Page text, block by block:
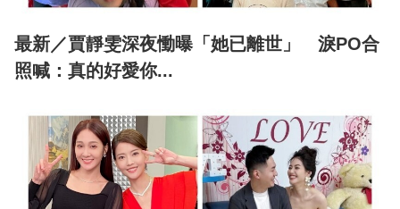
最新／賈靜雯深夜慟曝「她已離世」 淚PO合
照喊：真的好愛你...